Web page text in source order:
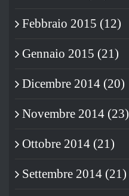
Febbraio 2015 (12)
Gennaio 2015 (21)
Dicembre 2014 (20)
Novembre 2014 (23)
Ottobre 2014 (21)
Settembre 2014 (21)